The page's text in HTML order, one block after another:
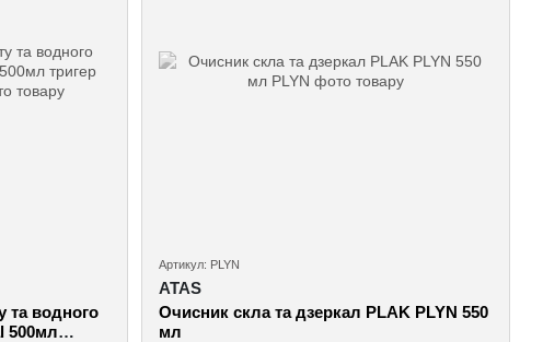
та водного
500мл
Артикул: PLYN
ATAS
Очисник скла та дзеркал PLAK PLYN 550
мл